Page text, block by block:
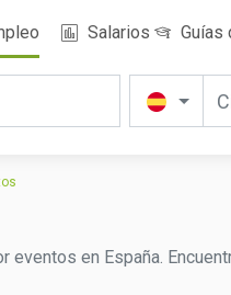
Salarios Guías
en España.